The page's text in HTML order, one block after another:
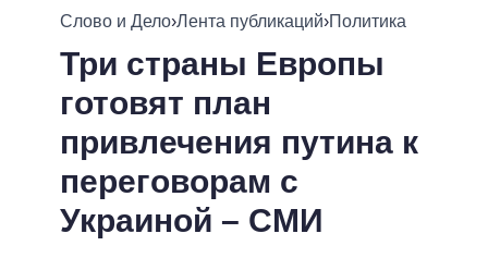
НОВОСТИ
ЛЕНТА
СОБЫТИЯ
СТАТЬИ
МНЕНИЯ
ОБЗОРЫ
ДАЙДЖЕСТЫ
ПОЛИТИКА
ЭКОНОМИКА
ОБЩЕСТВО
ОБЕЩАНИЯ
ПОЛИТИКИ
ВСЕ ПОЛИТИКИ
ПРЕЗИДЕНТ И ОФИС
ВЕРХОВНАЯ РАДА
ИНФОГРАФИКА
ВИДЕО
Слово и Дело›Лента публикаций›Политика
Три страны Европы
готовят план
привлечения путина к
переговорам с
Украиной – СМИ